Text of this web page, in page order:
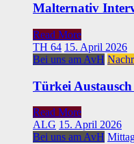
Malternativ
Read More
TH 64 15. April 2026
Bei uns am AvH
Türkei
Read More
ALG 15. April 2026
Bei uns am AvH